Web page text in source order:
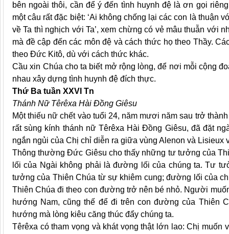
bên ngoài thôi, cần để ý đến tình huynh đệ là ơn gọi
một câu rất đặc biệt: ‘Ai không chống lại các con là thuận
về Ta thì nghịch với Ta’, xem chừng có vẻ mâu thuẫn với
mà đề cập đến các môn đệ và cách thức họ theo Thầy.
theo Đức Kitô, dù với cách thức khác.
Cầu xin Chúa cho ta biết mở rộng lòng, để nơi mỗi cộng
nhau xây dựng tình huynh đệ đích thực.
Thứ Ba tuần XXVI Tn
Thánh Nữ Têrêxa Hài Đồng Giêsu
Một thiếu nữ chết vào tuổi 24, năm mươi năm sau trở
rất sùng kính thánh nữ Têrêxa Hài Đồng Giêsu, đã đặt
ngắn ngủi của Chị chỉ diễn ra giữa vùng Alenon và
Thông thường Đức Giêsu cho thấy những tư tưởng của
lối của Ngài không phải là đường lối của chúng ta. Tư
tưởng của Thiên Chúa từ sự khiêm cung; đường lối của
Thiên Chúa đi theo con đường trở nên bé nhỏ. Người
hướng Nam, cũng thế để đi trên con đường của Thiên
hướng mà lòng kiêu căng thúc đẩy chúng ta.
Têrêxa có tham vọng và khát vọng thật lớn lao: Chị